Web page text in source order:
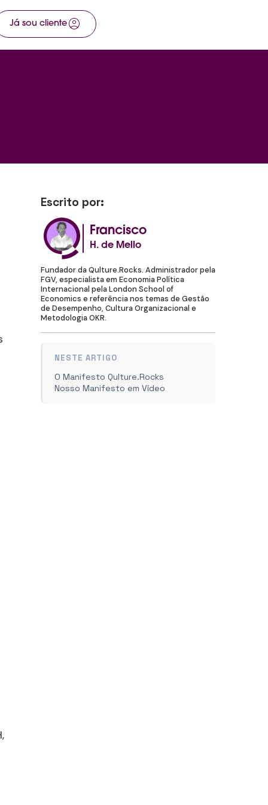
Já sou cliente account_circle
Escrito por:
Francisco
H. de Mello
Fundador da Qulture.Rocks. Administrador pela
FGV, especialista em Economia Política
Internacional pela London School of
Economics e referência nos temas de Gestão
de Desempenho, Cultura Organizacional e
Metodologia OKR.
NESTE ARTIGO
O Manifesto Qulture.Rocks
Nosso Manifesto em Vídeo